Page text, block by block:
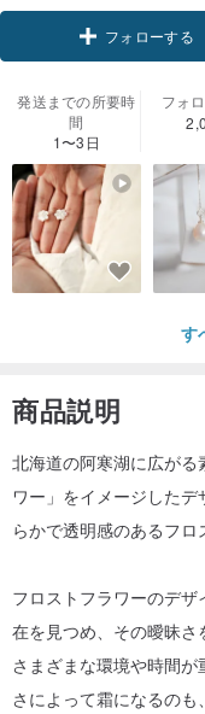
クーポン取得
フォローする
発送までの所要時
間
1〜3日
フォ
す
商品説明
北海道の阿寒湖に広が
ワー」をイメージした
らかで透明感のあるフロ
フロストフラワーのデ
在を見つめ、その曖昧さ
さまざまな環境や時間
さによって霜になるのも